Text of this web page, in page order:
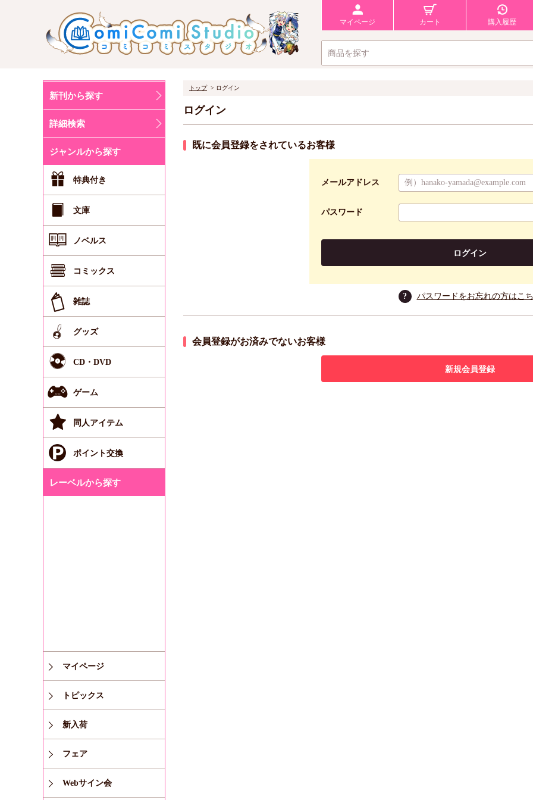
マイページ カート 購入履歴
新刊から探す
詳細検索
ジャンルから探す
特典付き
文庫
ノベルス
コミックス
雑誌
グッズ
CD・DVD
ゲーム
同人アイテム
ポイント交換
レーベルから探す
マイページ
トピックス
新入荷
フェア
Webサイン会
トップ ログイン
ログイン
既に会員登録をされているお客様
メールアドレス
パスワード
ログイン
? パスワードをお忘れの方はこ
会員登録がお済みでないお客様
新規会員登録